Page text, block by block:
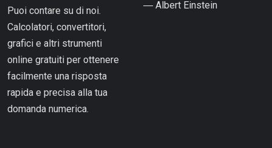
Puoi contare su di noi.
Calcolatori, convertitori,
grafici e altri strumenti
online gratuiti per ottenere
facilmente una risposta
rapida e precisa alla tua
domanda numerica.
― Albert Einstein